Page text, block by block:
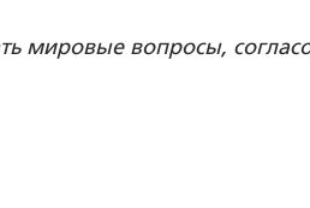
мировые вопросы,